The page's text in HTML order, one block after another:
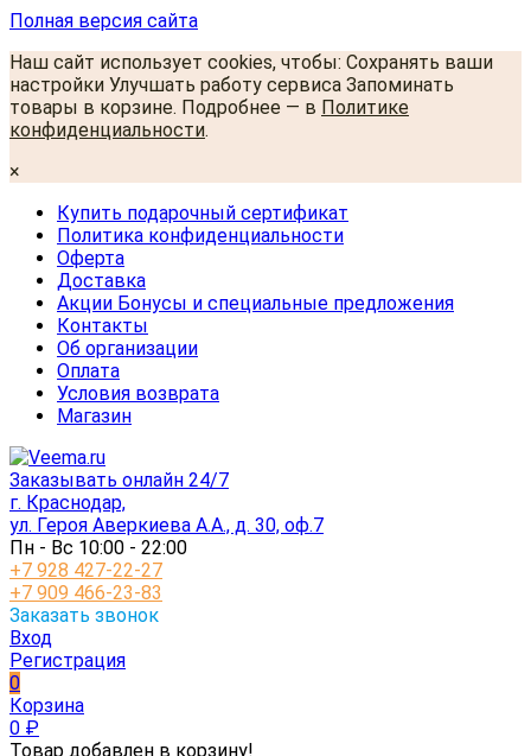
Полная версия сайта
Наш сайт использует cookies, чтобы: Сохранять ваши
настройки Улучшать работу сервиса Запоминать
товары в корзине. Подробнее — в Политике
конфиденциальности.
×
Купить подарочный сертификат
Политика конфиденциальности
Оферта
Доставка
Акции Бонусы и специальные предложения
Контакты
Об организации
Оплата
Условия возврата
Магазин
Заказывать онлайн 24/7
г. Краснодар,
ул. Героя Аверкиева А.А., д. 30, оф.7
Пн - Вс 10:00 - 22:00
+7 928 427-22-27
+7 909 466-23-83
Заказать звонок
Вход
Регистрация
0
Корзина
0 ₽
Товар добавлен в корзину!